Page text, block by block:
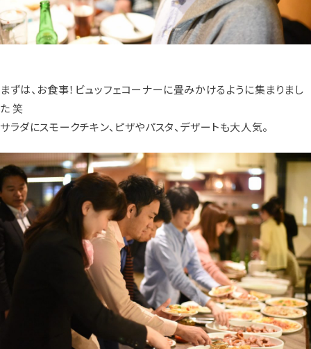
まずは、お食事！ビュッフェコーナーに畳みかけるように集まりまし
た 笑
サラダにスモークチキン、ピザやパスタ、デザートも大人気。